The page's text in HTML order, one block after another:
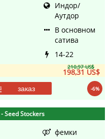
Индор/
Аутдор
В основном
сатива
14-22
210,97 US$
198,31 US$
-6%
заказ
- Seed Stockers
фемки